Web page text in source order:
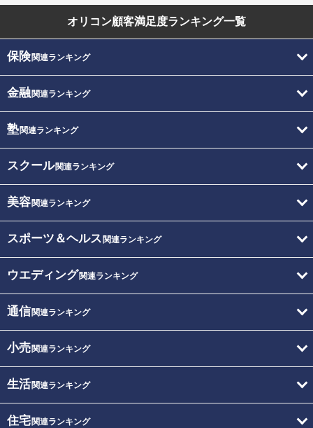
オリコン顧客満足度ランキング一覧
保険関連ランキング
金融関連ランキング
塾関連ランキング
スクール関連ランキング
美容関連ランキング
スポーツ＆ヘルス 関連ランキング
ウエディング関連ランキング
通信関連ランキング
小売関連ランキング
生活関連ランキング
住宅関連ランキング